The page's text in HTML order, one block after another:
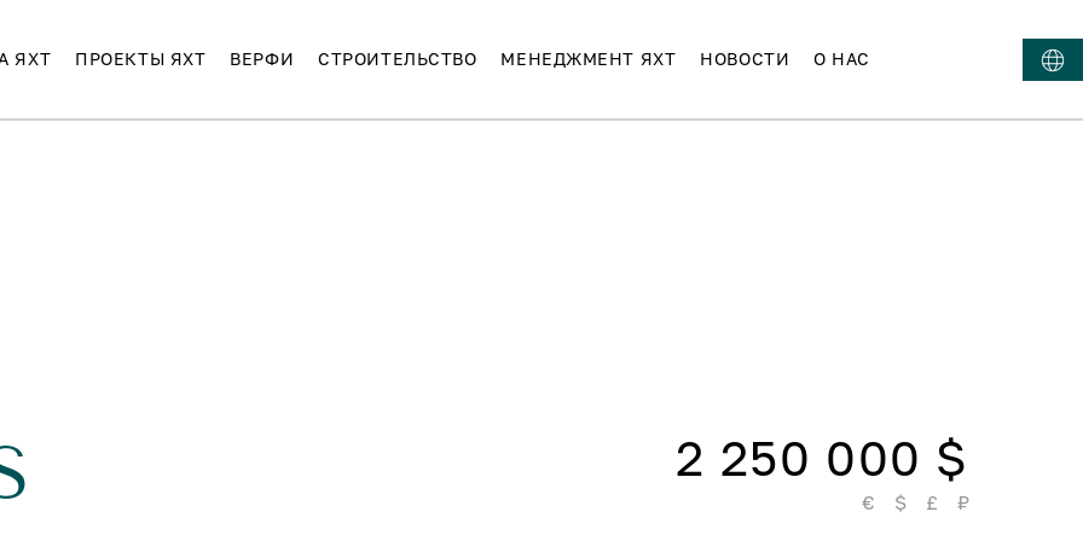
ЯХТ ПРОЕКТЫ ЯХТ ВЕРФИ СТРОИТЕЛЬСТВО МЕНЕДЖМЕНТ ЯХТ НОВОСТИ О НАС
2 250 000 $
€ $ £ ₽